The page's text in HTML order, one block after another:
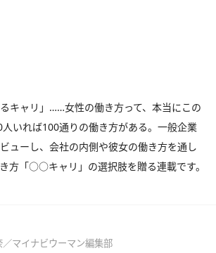
るキャリ」……女性の働き方って、本当にこの
いれば100通りの働き方がある。一般企業
ューし、会社の内側や彼女の働き方を通し
方「○○キャリ」の選択肢を贈る連載です。
マイナビウーマン編集部